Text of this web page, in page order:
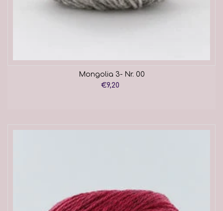
Mongolia 3- Nr. 00
€9,20